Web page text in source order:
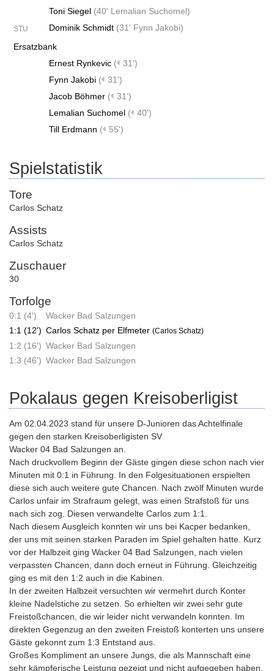
Toni Siegel (40' Lemalian Suchomel)
STU Dominik Schmidt (31' Fynn Jakobi)
Ersatzbank
Ernest Rynkevic (
31')
Fynn Jakobi (
31')
Jacob Böhmer (
31')
Lemalian Suchomel (
40')
Till Erdmann ( 55')
Spielstatistik
Tore
Carlos Schatz
Assists
Carlos Schatz
Zuschauer
30
Torfolge
0:1 (4')
Wacker Bad Salzungen
1:1 (12') Carlos Schatz per Elfmeter (Carlos Schatz)
1:2 (16') Wacker Bad Salzungen
1:3 (46') Wacker Bad Salzungen
Pokalaus gegen Kreisoberligist
Am 02.04.2023 stand für unsere D-Junioren das Achtelfinale
gegen den starken Kreisoberligisten SV
Wacker 04 Bad Salzungen an.
Nach druckvollem Beginn der Gäste gingen diese schon nach vier
Minuten mit 0:1 in Führung. In den Folgesituationen erspielten
diese sich auch weitere gute Chancen. Nach zwölf Minuten wurde
Carlos unfair im Strafraum gelegt, was einen Strafstoß für uns
nach sich zog. Diesen verwandelte Carlos zum 1:1.
Nach diesem Ausgleich konnten wir uns bei Kacper bedanken,
der uns mit seinen starken Paraden im Spiel gehalten hatte. Kurz
vor der Halbzeit ging Wacker 04 Bad Salzungen, nach vielen
verpassten Chancen, dann doch erneut in Führung. Gleichzeitig
ging es mit den 1:2 auch in die Kabinen.
In der zweiten Halbzeit versuchten wir vermehrt durch Konter
kleine Nadelstiche zu setzen. So erhielten wir zwei sehr gute
Freistoßchancen, die wir leider nicht verwandeln konnten. Im
direkten Gegenzug an den zweiten Freistoß konterten uns unsere
Gäste gekonnt zum 1:3 Entstand aus.
Großes Kompliment an unsere Jungs, die als Mannschaft eine
sehr kämpferische Leistung gezeigt und nicht aufgegeben haben.